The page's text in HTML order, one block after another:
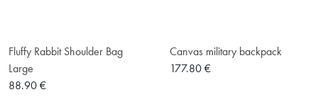
Fluffy Rabbit Shoulder Bag
Large
88.90 €
Canvas military backpack
177.80 €